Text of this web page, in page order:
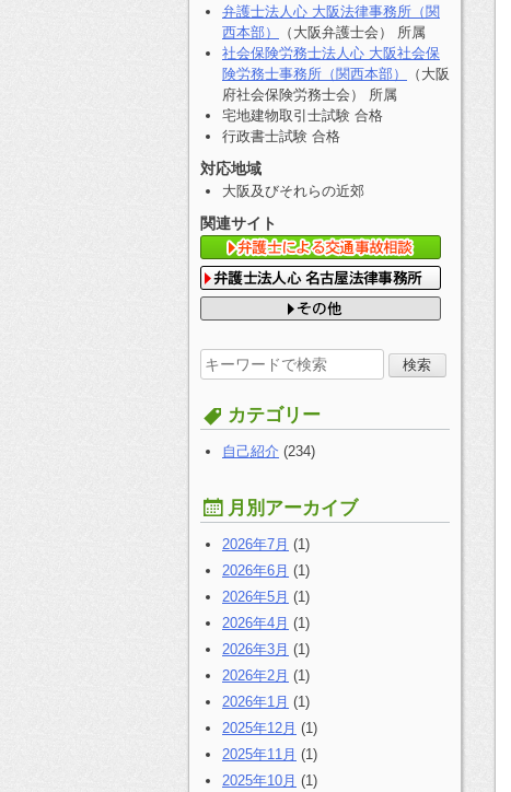
弁護士法人心 大阪法律事務所（関
西本部）
（大阪弁護士会） 所属
社会保険労務士法人心 大阪社会保
険労務士事務所（関西本部）
（大阪
府社会保険労務士会） 所属
宅地建物取引士試験 合格
行政書士試験 合格
対応地域
大阪及びそれらの近郊
関連サイト
検
索
す
る:
カテゴリー
自己紹介 (234)
月別アーカイブ
2026年7月 (1)
2026年6月 (1)
2026年5月 (1)
2026年4月 (1)
2026年3月 (1)
2026年2月 (1)
2026年1月 (1)
2025年12月 (1)
2025年11月 (1)
2025年10月 (1)